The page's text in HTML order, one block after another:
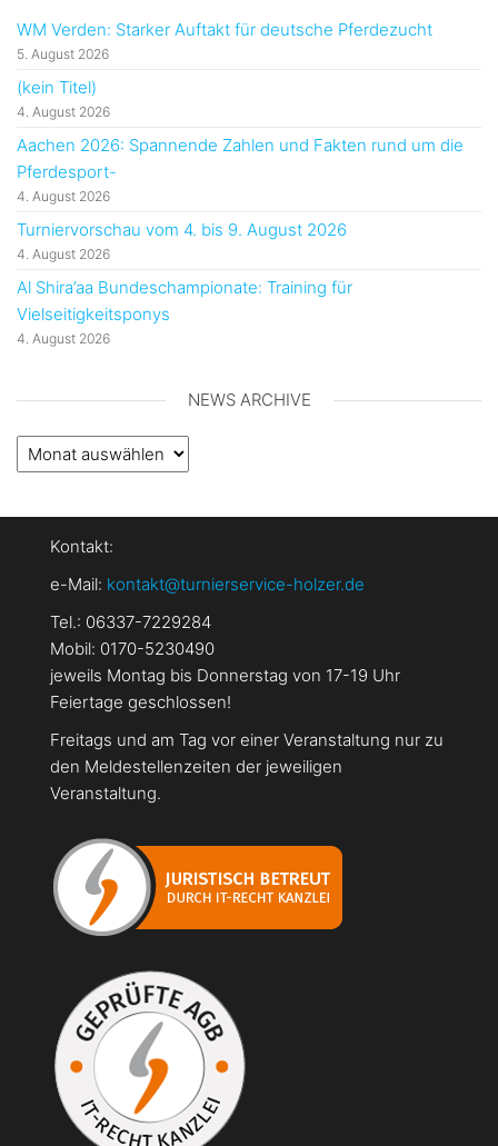
WM Verden: Starker Auftakt für deutsche Pferdezucht
5. August 2026
(kein Titel)
4. August 2026
Aachen 2026: Spannende Zahlen und Fakten rund um die
Pferdesport-
4. August 2026
Turniervorschau vom 4. bis 9. August 2026
4. August 2026
Al Shira’aa Bundeschampionate: Training für
Vielseitigkeitsponys
4. August 2026
NEWS ARCHIVE
News
Archive
Kontakt:
e-Mail: kontakt@turnierservice-holzer.de
Tel.: 06337-7229284
Mobil: 0170-5230490
jeweils Montag bis Donnerstag von 17-19 Uhr
Feiertage geschlossen!
Freitags und am Tag vor einer Veranstaltung nur zu
den Meldestellenzeiten der jeweiligen
Veranstaltung.